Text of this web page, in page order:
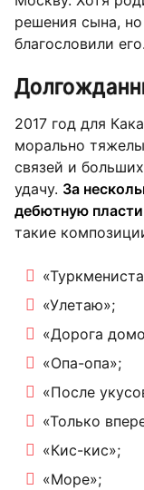
решения сына,
благословили его.
2017 год для
морально
связей и
удачу. За
дебютную
такие
«Улетаю»;
«Дорога
«Опа-опа»;
«После
«Только
«Кис-кис»;
«Море»;